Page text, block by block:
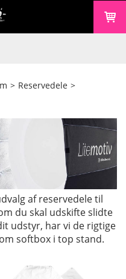
> Reservedele >
af reservedele til
du skal udskifte slidte
udstyr, har vi de rigtige
softbox i top stand.